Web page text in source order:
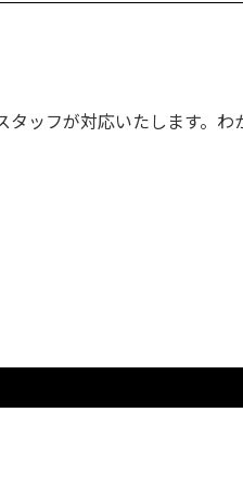
タッフが対応いたします。